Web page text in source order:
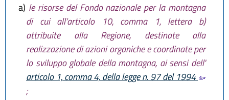
a) le risorse del Fondo nazionale per la montagna
di cui all’articolo 10, comma 1, lettera b)
attribuite alla Regione, destinate alla
realizzazione di azioni organiche e coordinate per
lo sviluppo globale della montagna, ai sensi dell'
articolo 1, comma 4, della legge n. 97 del 1994
;